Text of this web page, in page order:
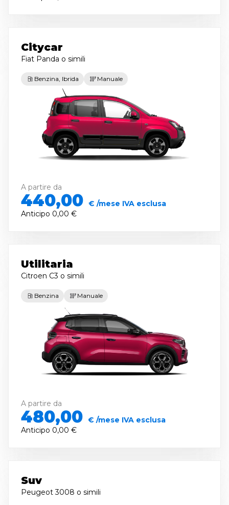
Citycar
Fiat Panda o simili
Benzina, Ibrida Manuale
A partire da
440,00 € /mese IVA esclusa
Anticipo 0,00 €
Utilitaria
Citroen C3 o simili
Benzina Manuale
A partire da
480,00 € /mese IVA esclusa
Anticipo 0,00 €
Suv
Peugeot 3008 o simili